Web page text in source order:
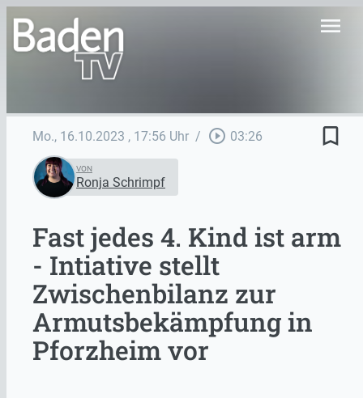
menu
Mo., 16.10.2023 , 17:56 Uhr / play_circle_outline 03:26 bookmark_border
VON
Ronja Schrimpf
Fast jedes 4. Kind ist arm
- Intiative stellt
Zwischenbilanz zur
Armutsbekämpfung in
Pforzheim vor